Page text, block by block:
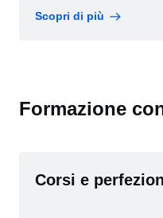
Scopri di più
Formazione
Corsi e